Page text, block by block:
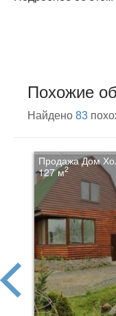
Похожие
Найдено 83
Продажа Дом
127 м2
prev